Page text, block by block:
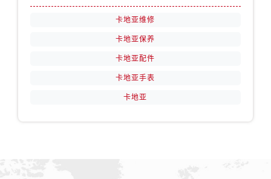
卡地亚维修
卡地亚保养
卡地亚配件
卡地亚手表
卡地亚